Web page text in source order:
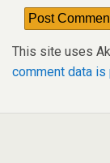
This site uses
comment data